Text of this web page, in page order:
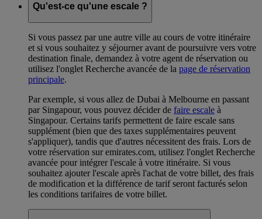
Qu'est-ce qu'une escale ?
Si vous passez par une autre ville au cours de votre itinéraire
et si vous souhaitez y séjourner avant de poursuivre vers votre
destination finale, demandez à votre agent de réservation ou
utilisez l'onglet Recherche avancée de la page de réservation
principale.
Par exemple, si vous allez de Dubai à Melbourne en passant
par Singapour, vous pouvez décider de faire escale à
Singapour. Certains tarifs permettent de faire escale sans
supplément (bien que des taxes supplémentaires peuvent
s'appliquer), tandis que d'autres nécessitent des frais. Lors de
votre réservation sur emirates.com, utilisez l'onglet Recherche
avancée pour intégrer l'escale à votre itinéraire. Si vous
souhaitez ajouter l'escale après l'achat de votre billet, des frais
de modification et la différence de tarif seront facturés selon
les conditions tarifaires de votre billet.